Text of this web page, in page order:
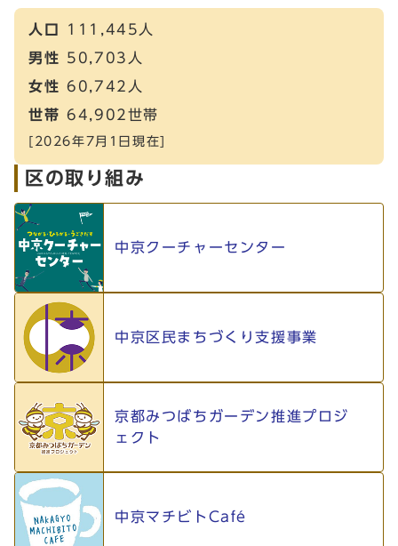
人口
111,445人
男性
50,703人
女性 60,742人
世帯 64,902世帯
[2026年7月1日現在]
区の取り組み
中京クーチャーセンター
中京区民まちづくり支援事業
京都みつばちガーデン推進プロジ
ェクト
中京マチビトCafé